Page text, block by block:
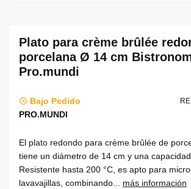
Plato para crème brûlée
porcelana Ø 14 cm
Pro.mundi
Bajo Pedido
PRO.MUNDI
El plato redondo para crème brûlée de
tiene un diámetro de 14 cm y una
Resistente hasta 200 °C, es apto para
lavavajillas, combinando... más información